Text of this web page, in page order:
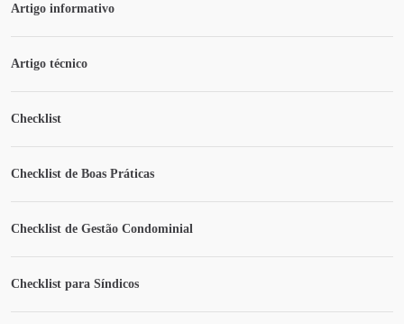
Artigo informativo
Artigo técnico
Checklist
Checklist de Boas Práticas
Checklist de Gestão Condominial
Checklist para Síndicos